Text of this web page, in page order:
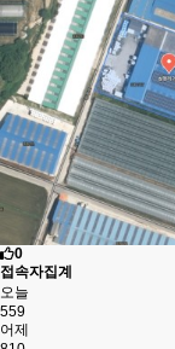
0
접속자집계
오늘
559
어제